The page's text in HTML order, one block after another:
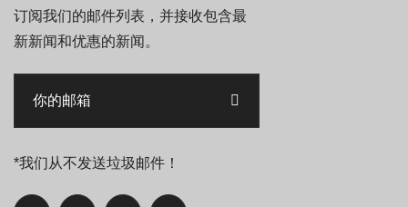
订阅我们的邮件列表，并接收包含最
新新闻和优惠的新闻。
*我们从不发送垃圾邮件！